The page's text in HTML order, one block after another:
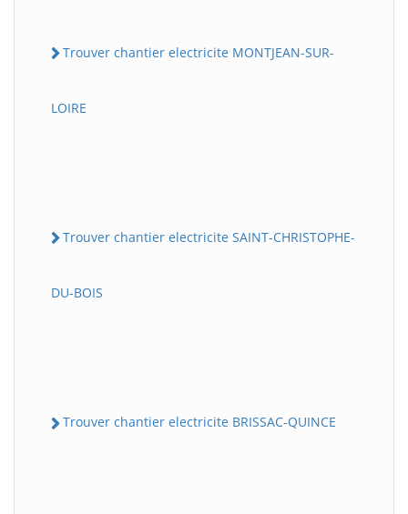
Trouver chantier electricite MONTJEAN-SUR-
LOIRE
Trouver chantier electricite SAINT-CHRISTOPHE-
DU-BOIS
Trouver chantier electricite BRISSAC-QUINCE